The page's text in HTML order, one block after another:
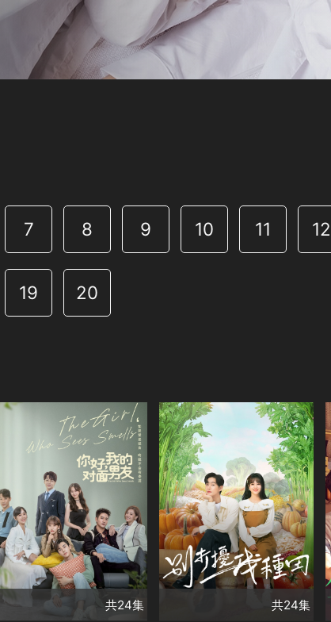
7 8 9 10 11 12
19 20
演員
嘉羿
金子璇領銜
範曉東
吳明晶
杜厚佳
陳依琪
高凱元
李博洋
類別
甜寵愛情❤️
精彩陸劇
✨
共24集
共24集
演員
李卓揚 屈夢汝
類別
甜寵愛情❤️
讓浪漫在銀幕蔓延
共24集